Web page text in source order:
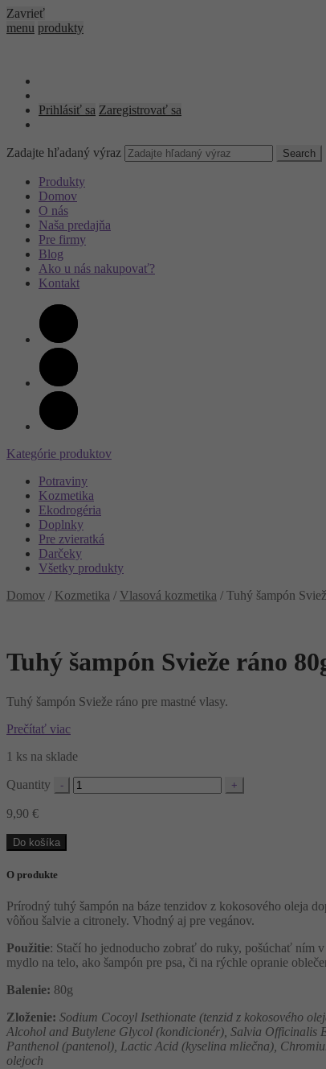
Zavrieť
menu produkty
Prihlásiť sa Zaregistrovať sa
Zadajte hľadaný výraz Search
Produkty
Domov
O nás
Naša predajňa
Pre firmy
Blog
Ako u nás nakupovať?
Kontakt
Kategórie produktov
Potraviny
Kozmetika
Ekodrogéria
Doplnky
Pre zvieratká
Darčeky
Všetky produkty
Domov / Kozmetika / Vlasová kozmetika / Tuhý šampón
Tuhý šampón Svieže ráno
Tuhý šampón Svieže ráno pre mastné vlasy.
Prečítať viac
1 ks na sklade
Quantity
9,90 €
Do košíka
O produkte
Prírodný tuhý šampón na báze tenzidov z kokosového oleja
vôňou šalvie a citronely. Vhodný aj pre vegánov.
Použitie: Stačí ho jednoducho zobrať do ruky, pošúchať ním
mydlo na telo, ako šampón pre psa, či na rýchle opranie
Balenie: 80g
Zloženie: Sodium Cocoyl Isethionate (tenzid z kokosového
Alcohol and Butylene Glycol (kondicionér), Salvia Officinalis
Panthenol (pantenol), Lactic Acid (kyselina mliečna),
olejoch